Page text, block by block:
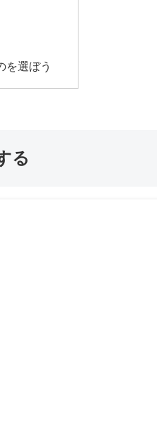
を選ぼう
る